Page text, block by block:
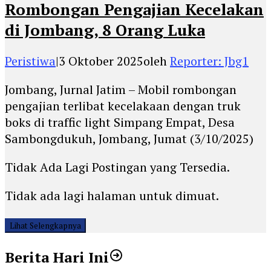
Rombongan Pengajian Kecelakan
di Jombang, 8 Orang Luka
Peristiwa|3 Oktober 2025olehReporter: Jbg1
Jombang, Jurnal Jatim – Mobil rombongan
pengajian terlibat kecelakaan dengan truk
boks di traffic light Simpang Empat, Desa
Sambongdukuh, Jombang, Jumat (3/10/2025)
Tidak Ada Lagi Postingan yang Tersedia.
Tidak ada lagi halaman untuk dimuat.
Lihat Selengkapnya
Berita Hari Ini